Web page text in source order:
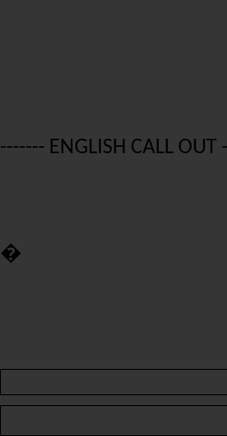
------- ENGLISH CALL OUT
�